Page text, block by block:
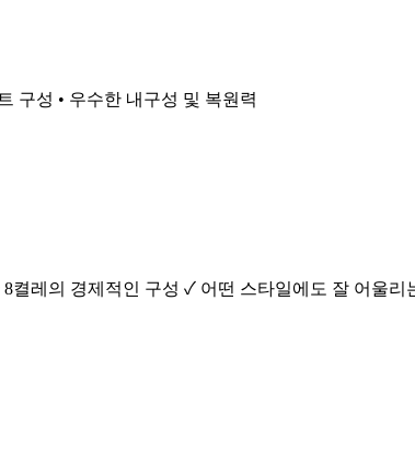
구성 • 우수한 내구성 및 복원력
레의 경제적인 구성 ✓ 어떤 스타일에도 잘 어울리